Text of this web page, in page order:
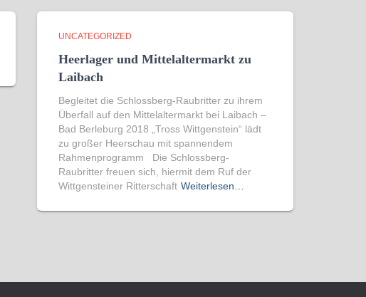
UNCATEGORIZED
Heerlager und Mittelaltermarkt zu
Laibach
Begleitet die Schlossberg-Raubritter zu ihrem
Überfall auf den Mittelaltermarkt bei Laibach –
Bad Berleburg 2018 „Tross Wittgenstein“ lädt
zu großer Heerschau mit spannendem
Rahmenprogramm Die Schlossberg-
Raubritter freuen sich, hiermit dem Ruf der
Wittgensteiner Ritterschaft Weiterlesen…